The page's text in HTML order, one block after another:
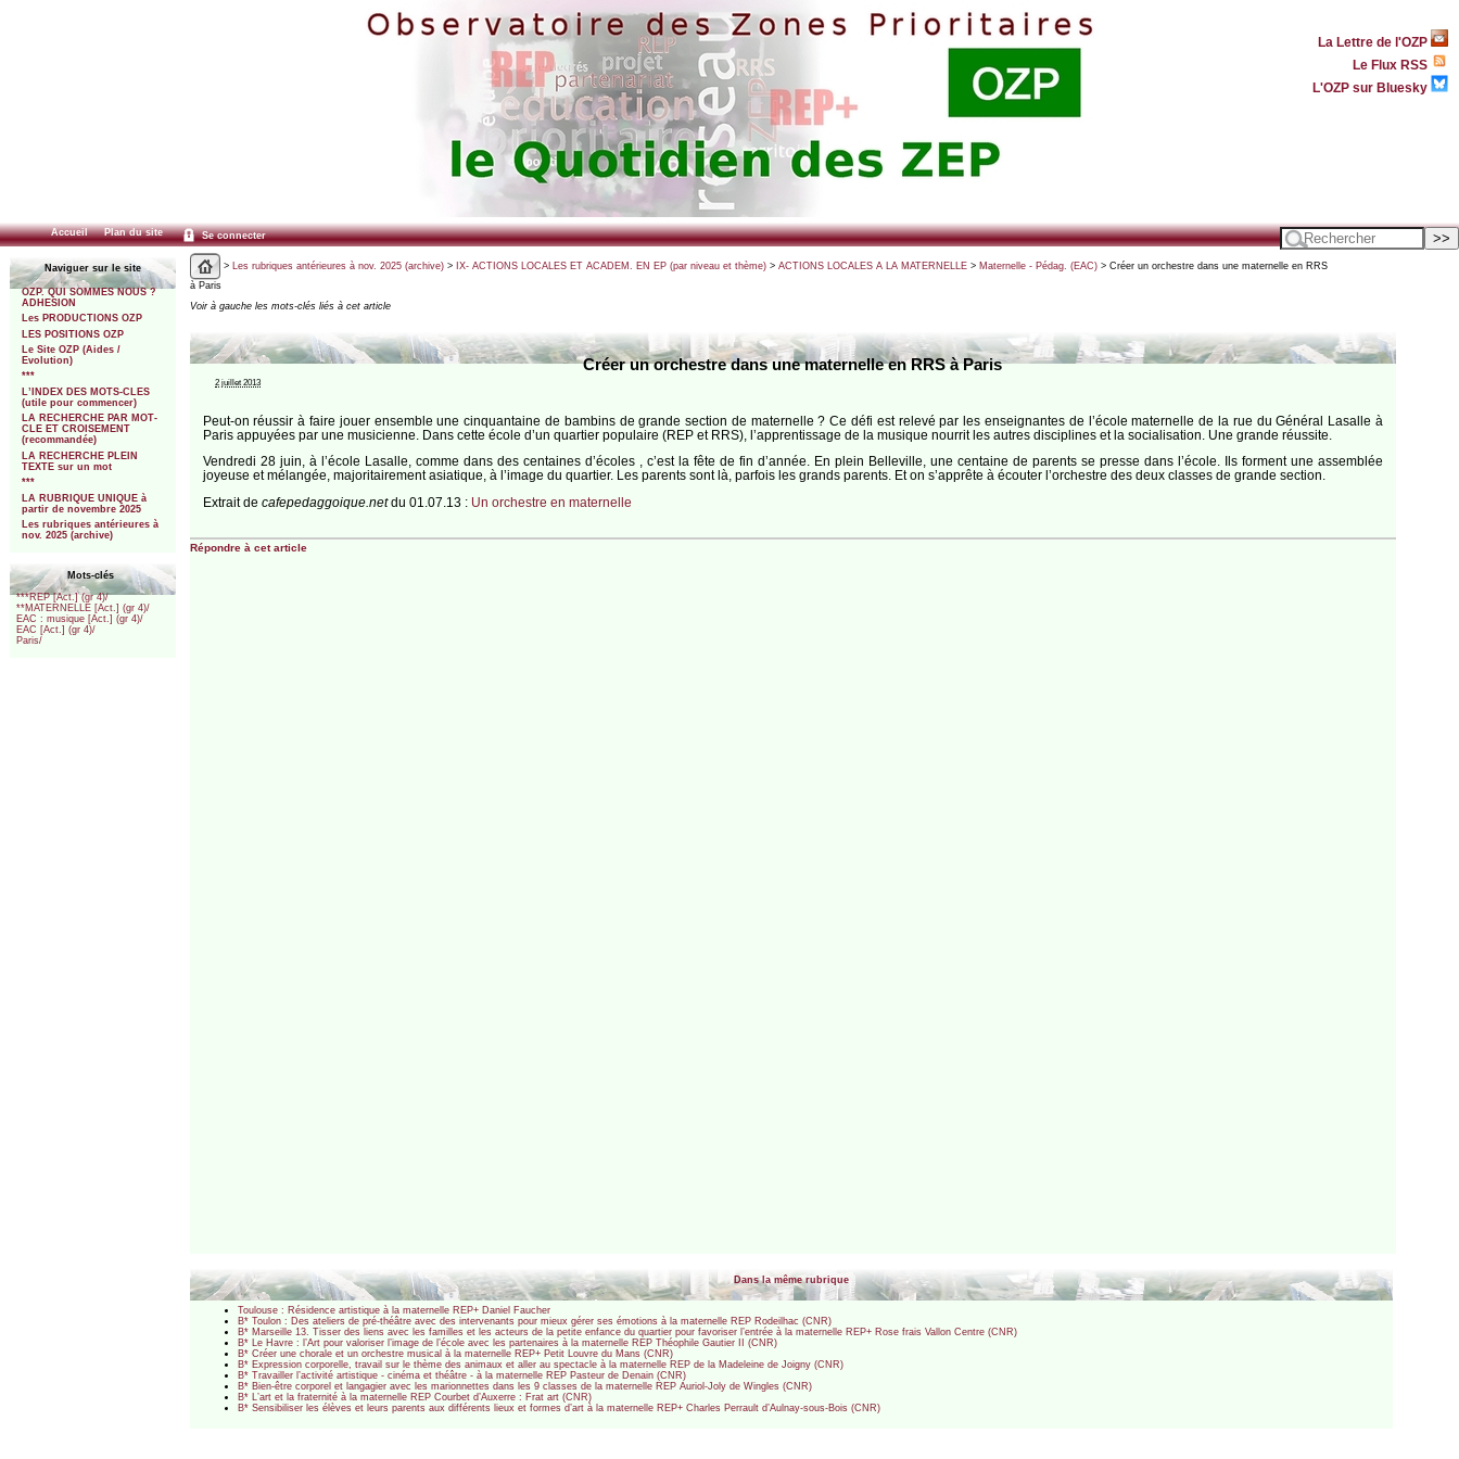
La Lettre de l'OZP
Le Flux RSS
L'OZP sur Bluesky
Accueil Plan du site Se connecter
Naviguer sur le site
OZP. QUI SOMMES NOUS ?
ADHESION
Les PRODUCTIONS OZP
LES POSITIONS OZP
Le Site OZP (Aides /
Evolution)
***
L’INDEX DES MOTS-CLES
(utile pour commencer)
LA RECHERCHE PAR MOT-
CLE ET CROISEMENT
(recommandée)
LA RECHERCHE PLEIN
TEXTE sur un mot
***
LA RUBRIQUE UNIQUE à
partir de novembre 2025
Les rubriques antérieures à
nov. 2025 (archive)
Mots-clés
***REP [Act.] (gr 4)/
**MATERNELLE [Act.] (gr 4)/
EAC : musique [Act.] (gr 4)/
EAC [Act.] (gr 4)/
Paris/
> Les rubriques antérieures à nov. 2025 (archive)> IX- ACTIONS LOCALES ET ACADEM. EN EP (par niveau et thème)> ACTIONS LOCALES A LA MATERNELLE> Maternelle - Pédag. (EAC)> Créer un orchestre dans une maternelle en RRS
à Paris
Voir à gauche les mots-clés liés à cet article
Créer un orchestre dans une maternelle en RRS à Paris
2 juillet 2013
Peut-on réussir à faire jouer ensemble une cinquantaine de bambins de grande section de maternelle ? Ce défi est relevé par les enseignantes de l’école maternelle de la rue du Général Lasalle à
Paris appuyées par une musicienne. Dans cette école d’un quartier populaire (REP et RRS), l’apprentissage de la musique nourrit les autres disciplines et la socialisation. Une grande réussite.
Vendredi 28 juin, à l’école Lasalle, comme dans des centaines d’écoles , c’est la fête de fin d’année. En plein Belleville, une centaine de parents se presse dans l’école. Ils forment une assemblée
joyeuse et mélangée, majoritairement asiatique, à l’image du quartier. Les parents sont là, parfois les grands parents. Et on s’apprête à écouter l’orchestre des deux classes de grande section.
Extrait de cafepedaggoique.netdu 01.07.13 : Un orchestre en maternelle
Répondre à cet article
Dans la même rubrique
Toulouse : Résidence artistique à la maternelle REP+ Daniel Faucher
B* Toulon : Des ateliers de pré-théâtre avec des intervenants pour mieux gérer ses émotions à la maternelle REP Rodeilhac (CNR)
B* Marseille 13. Tisser des liens avec les familles et les acteurs de la petite enfance du quartier pour favoriser l’entrée à la maternelle REP+ Rose frais Vallon Centre (CNR)
B* Le Havre : l’Art pour valoriser l’image de l’école avec les partenaires à la maternelle REP Théophile Gautier II (CNR)
B* Créer une chorale et un orchestre musical à la maternelle REP+ Petit Louvre du Mans (CNR)
B* Expression corporelle, travail sur le thème des animaux et aller au spectacle à la maternelle REP de la Madeleine de Joigny (CNR)
B* Travailler l’activité artistique - cinéma et théâtre - à la maternelle REP Pasteur de Denain (CNR)
B* Bien-être corporel et langagier avec les marionnettes dans les 9 classes de la maternelle REP Auriol-Joly de Wingles (CNR)
B* L’art et la fraternité à la maternelle REP Courbet d’Auxerre : Frat art (CNR)
B* Sensibiliser les élèves et leurs parents aux différents lieux et formes d’art à la maternelle REP+ Charles Perrault d’Aulnay-sous-Bois (CNR)